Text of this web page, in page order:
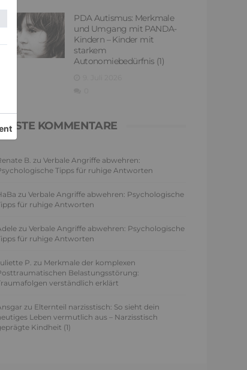
PDA Autismus: Merkmale
und Umgang mit PANDA-
Kindern – Kinder mit
starkem
Autonomiebedürfnis (1)
KOMMENTARE
B. zu Verbale Angriffe abwehren:
Tipps für ruhige Antworten
zu Verbale Angriffe abwehren: Psychologische
für ruhige Antworten
zu Verbale Angriffe abwehren: Psychologische
für ruhige Antworten
P. zu Merkmale der komplexen
Belastungsstörung:
verständlich erklärt
zu Elternteil narzisstisch: So sieht dein
Leben vermutlich aus – Narzisstisch
Kindheit (1)